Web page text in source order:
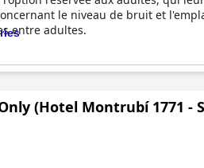
le niveau de bruit et
entre adultes.
(Hotel Montrubí 1771 -